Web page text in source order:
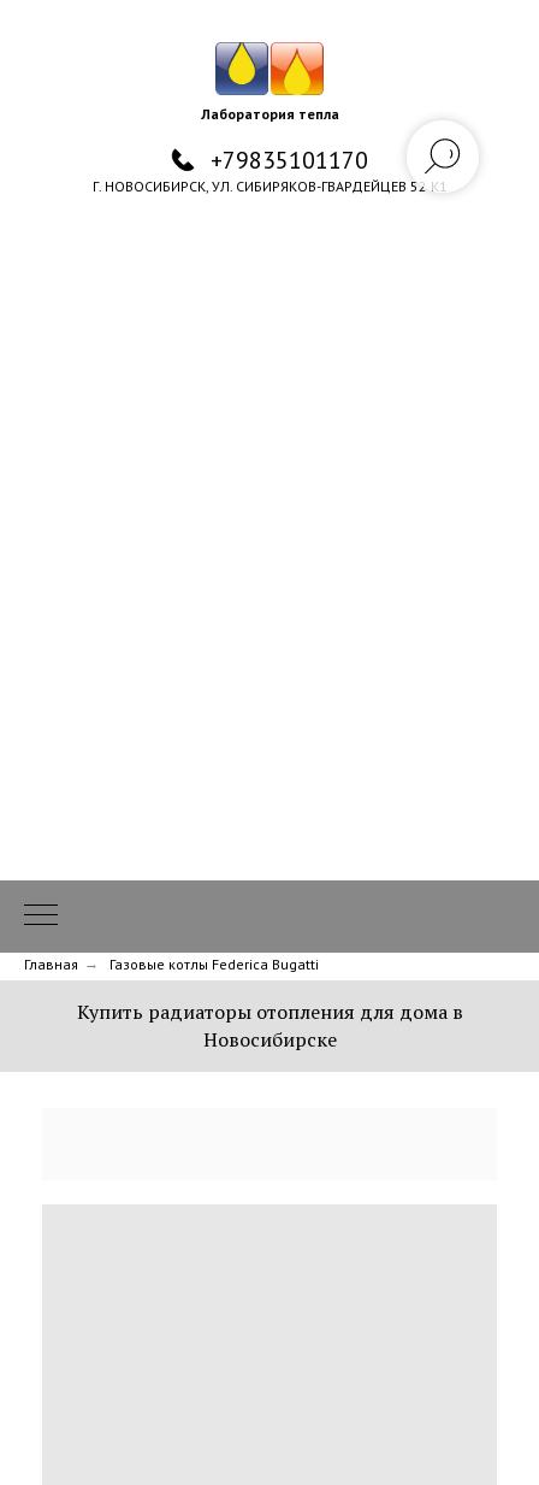
Лаборатория тепла
+79835101170
Г. НОВОСИБИРСК, УЛ. СИБИРЯКОВ-ГВАРДЕЙЦЕВ 52 К1
Главная → Газовые котлы Federica Bugatti
Купить радиаторы отопления для дома в
Новосибирске